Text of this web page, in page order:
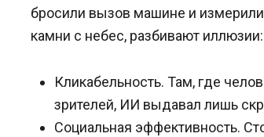
бросили вызов машине и
камни с небес, разбивают иллюзии:
Кликабельность. Там, где
зрителей, ИИ выдавал лишь
Социальная эффективность.